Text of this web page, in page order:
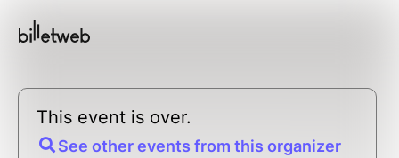
This event is over.
See other events from this organizer